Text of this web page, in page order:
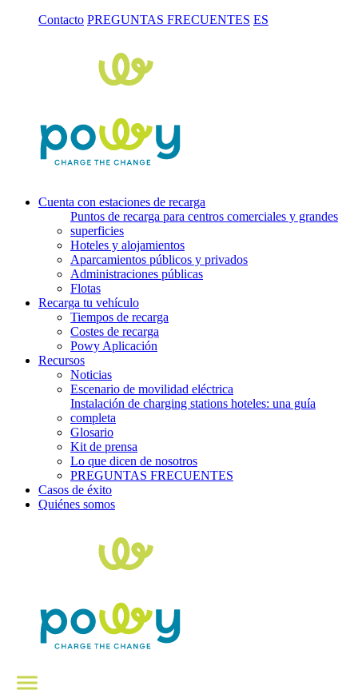
Contacto PREGUNTAS FRECUENTES ES
Cuenta con estaciones de recarga
Puntos de recarga para centros comerciales y grandes
superficies
Hoteles y alojamientos
Aparcamientos públicos y privados
Administraciones públicas
Flotas
Recarga tu vehículo
Tiempos de recarga
Costes de recarga
Powy Aplicación
Recursos
Noticias
Escenario de movilidad eléctrica
Instalación de charging stations hoteles: una guía
completa
Glosario
Kit de prensa
Lo que dicen de nosotros
PREGUNTAS FRECUENTES
Casos de éxito
Quiénes somos